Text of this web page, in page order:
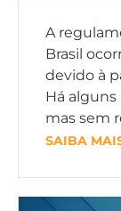
A
Brasil
devido à
Há alguns
mas sem
SAIBA